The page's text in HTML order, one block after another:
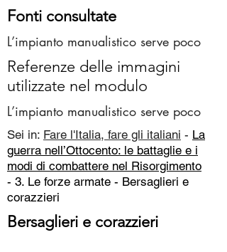
Fonti consultate
L’impianto manualistico serve poco
Referenze delle immagini
utilizzate nel modulo
L’impianto manualistico serve poco
Sei in: Fare l'Italia, fare gli italiani - La
guerra nell’Ottocento: le battaglie e i
modi di combattere nel Risorgimento
- 3. Le forze armate - Bersaglieri e
corazzieri
Bersaglieri e corazzieri